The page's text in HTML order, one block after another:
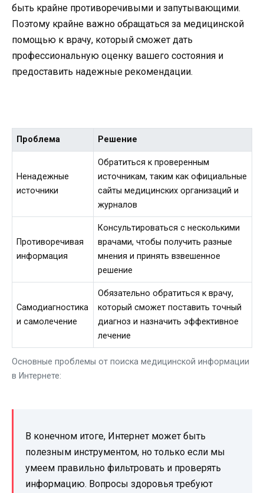
быть крайне противоречивыми и запутывающими.
Поэтому крайне важно обращаться за медицинской
помощью к врачу, который сможет дать
профессиональную оценку вашего состояния и
предоставить надежные рекомендации.
Основные проблемы от поиска медицинской информации
в Интернете:
Проблема Решение
Ненадежные
источники
Обратиться к проверенным
источникам, таким как официальные
сайты медицинских организаций и
журналов
Противоречивая
информация
Консультироваться с несколькими
врачами, чтобы получить разные
мнения и принять взвешенное
решение
Самодиагностика
и самолечение
Обязательно обратиться к врачу,
который сможет поставить точный
диагноз и назначить эффективное
лечение
В конечном итоге, Интернет может быть
полезным инструментом, но только если мы
умеем правильно фильтровать и проверять
информацию. Вопросы здоровья требуют